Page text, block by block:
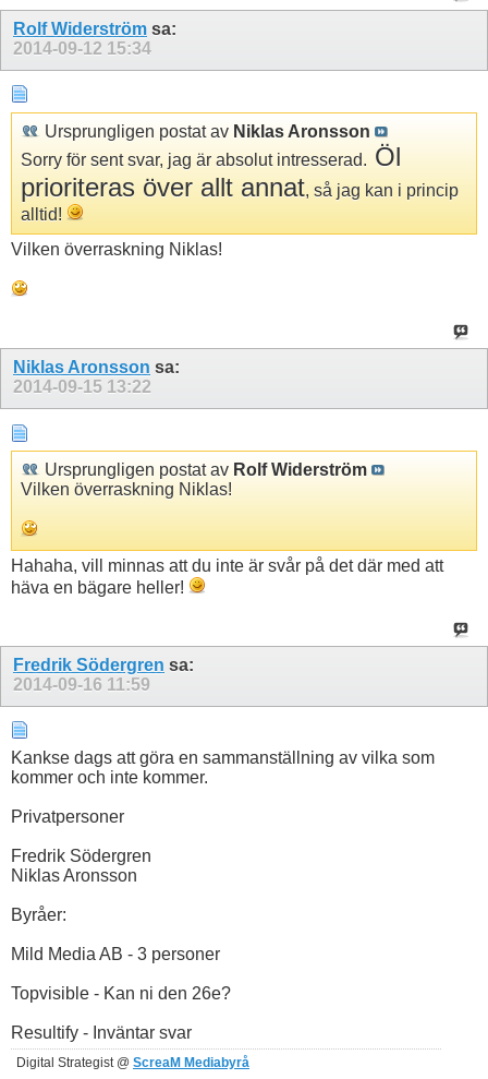
Rolf Widerström sa:
2014-09-12 15:34
Ursprungligen postat av Niklas Aronsson
Sorry för sent svar, jag är absolut intresserad. Öl
prioriteras över allt annat, så jag kan i princip
alltid!
Vilken överraskning Niklas!
Niklas Aronsson sa:
2014-09-15 13:22
Ursprungligen postat av Rolf Widerström
Vilken överraskning Niklas!
Hahaha, vill minnas att du inte är svår på det där med att
häva en bägare heller!
Fredrik Södergren sa:
2014-09-16 11:59
Kankse dags att göra en sammanställning av vilka som
kommer och inte kommer.
Privatpersoner
Fredrik Södergren
Niklas Aronsson
Byråer:
Mild Media AB - 3 personer
Topvisible - Kan ni den 26e?
Resultify - Inväntar svar
Digital Strategist @ ScreaM Mediabyrå